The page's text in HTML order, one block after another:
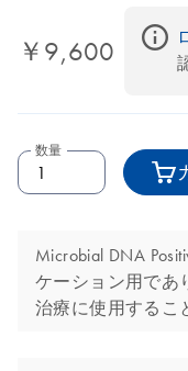
￥9,600
数量
Microbial DNA
ケーション用であ
治療に使用するこ